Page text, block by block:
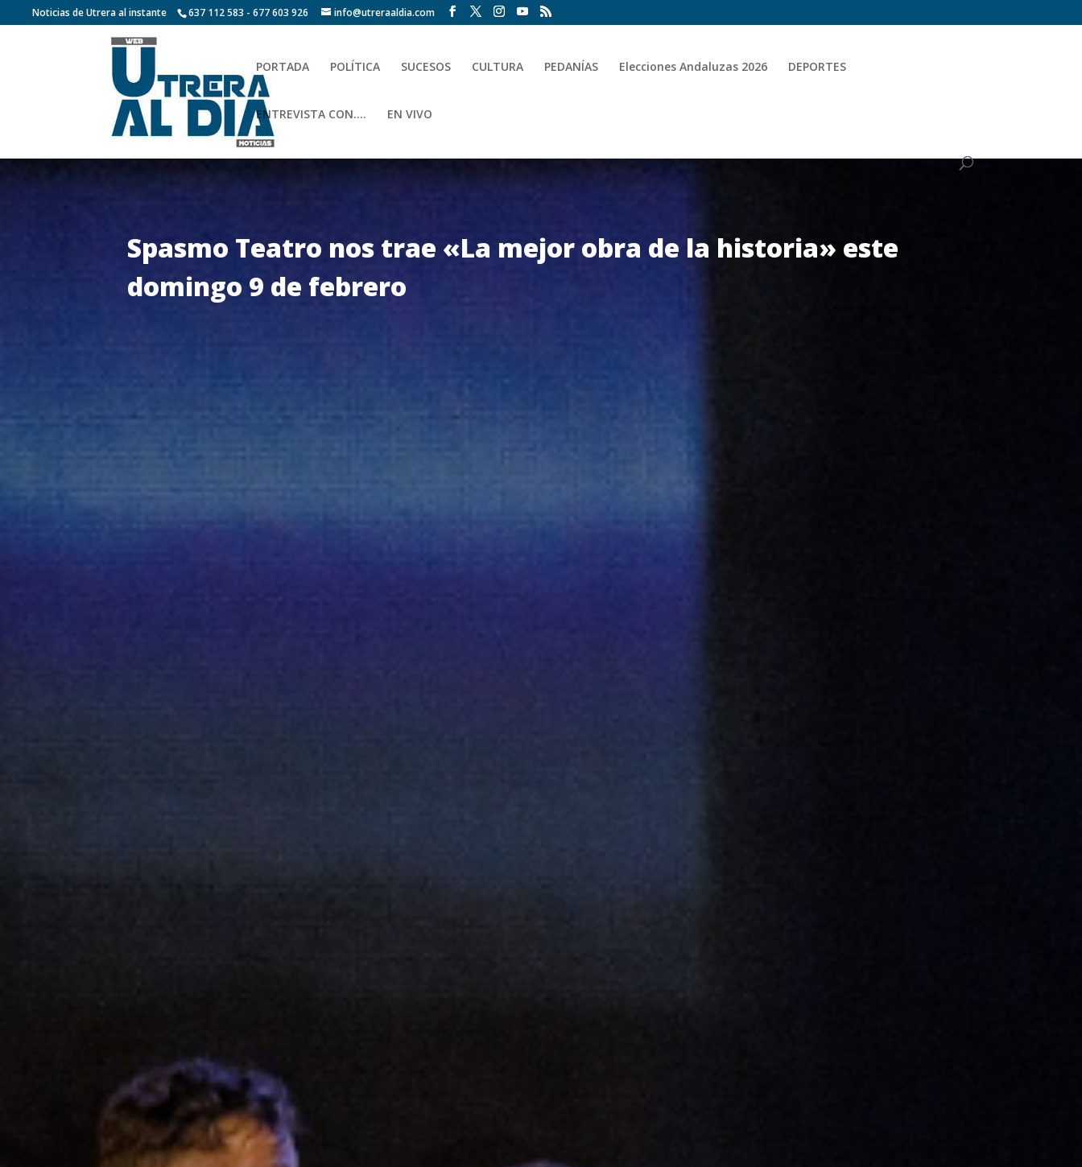
Noticias de Utrera al instante 637 112 583 - 677 603 926 info@utreraaldia.com
PORTADA POLÍTICA SUCESOS CULTURA PEDANÍAS Elecciones Andaluzas 2026 DEPORTES
ENTREVISTA CON…. EN VIVO
Spasmo Teatro nos trae «La mejor obra de la historia» este
domingo 9 de febrero